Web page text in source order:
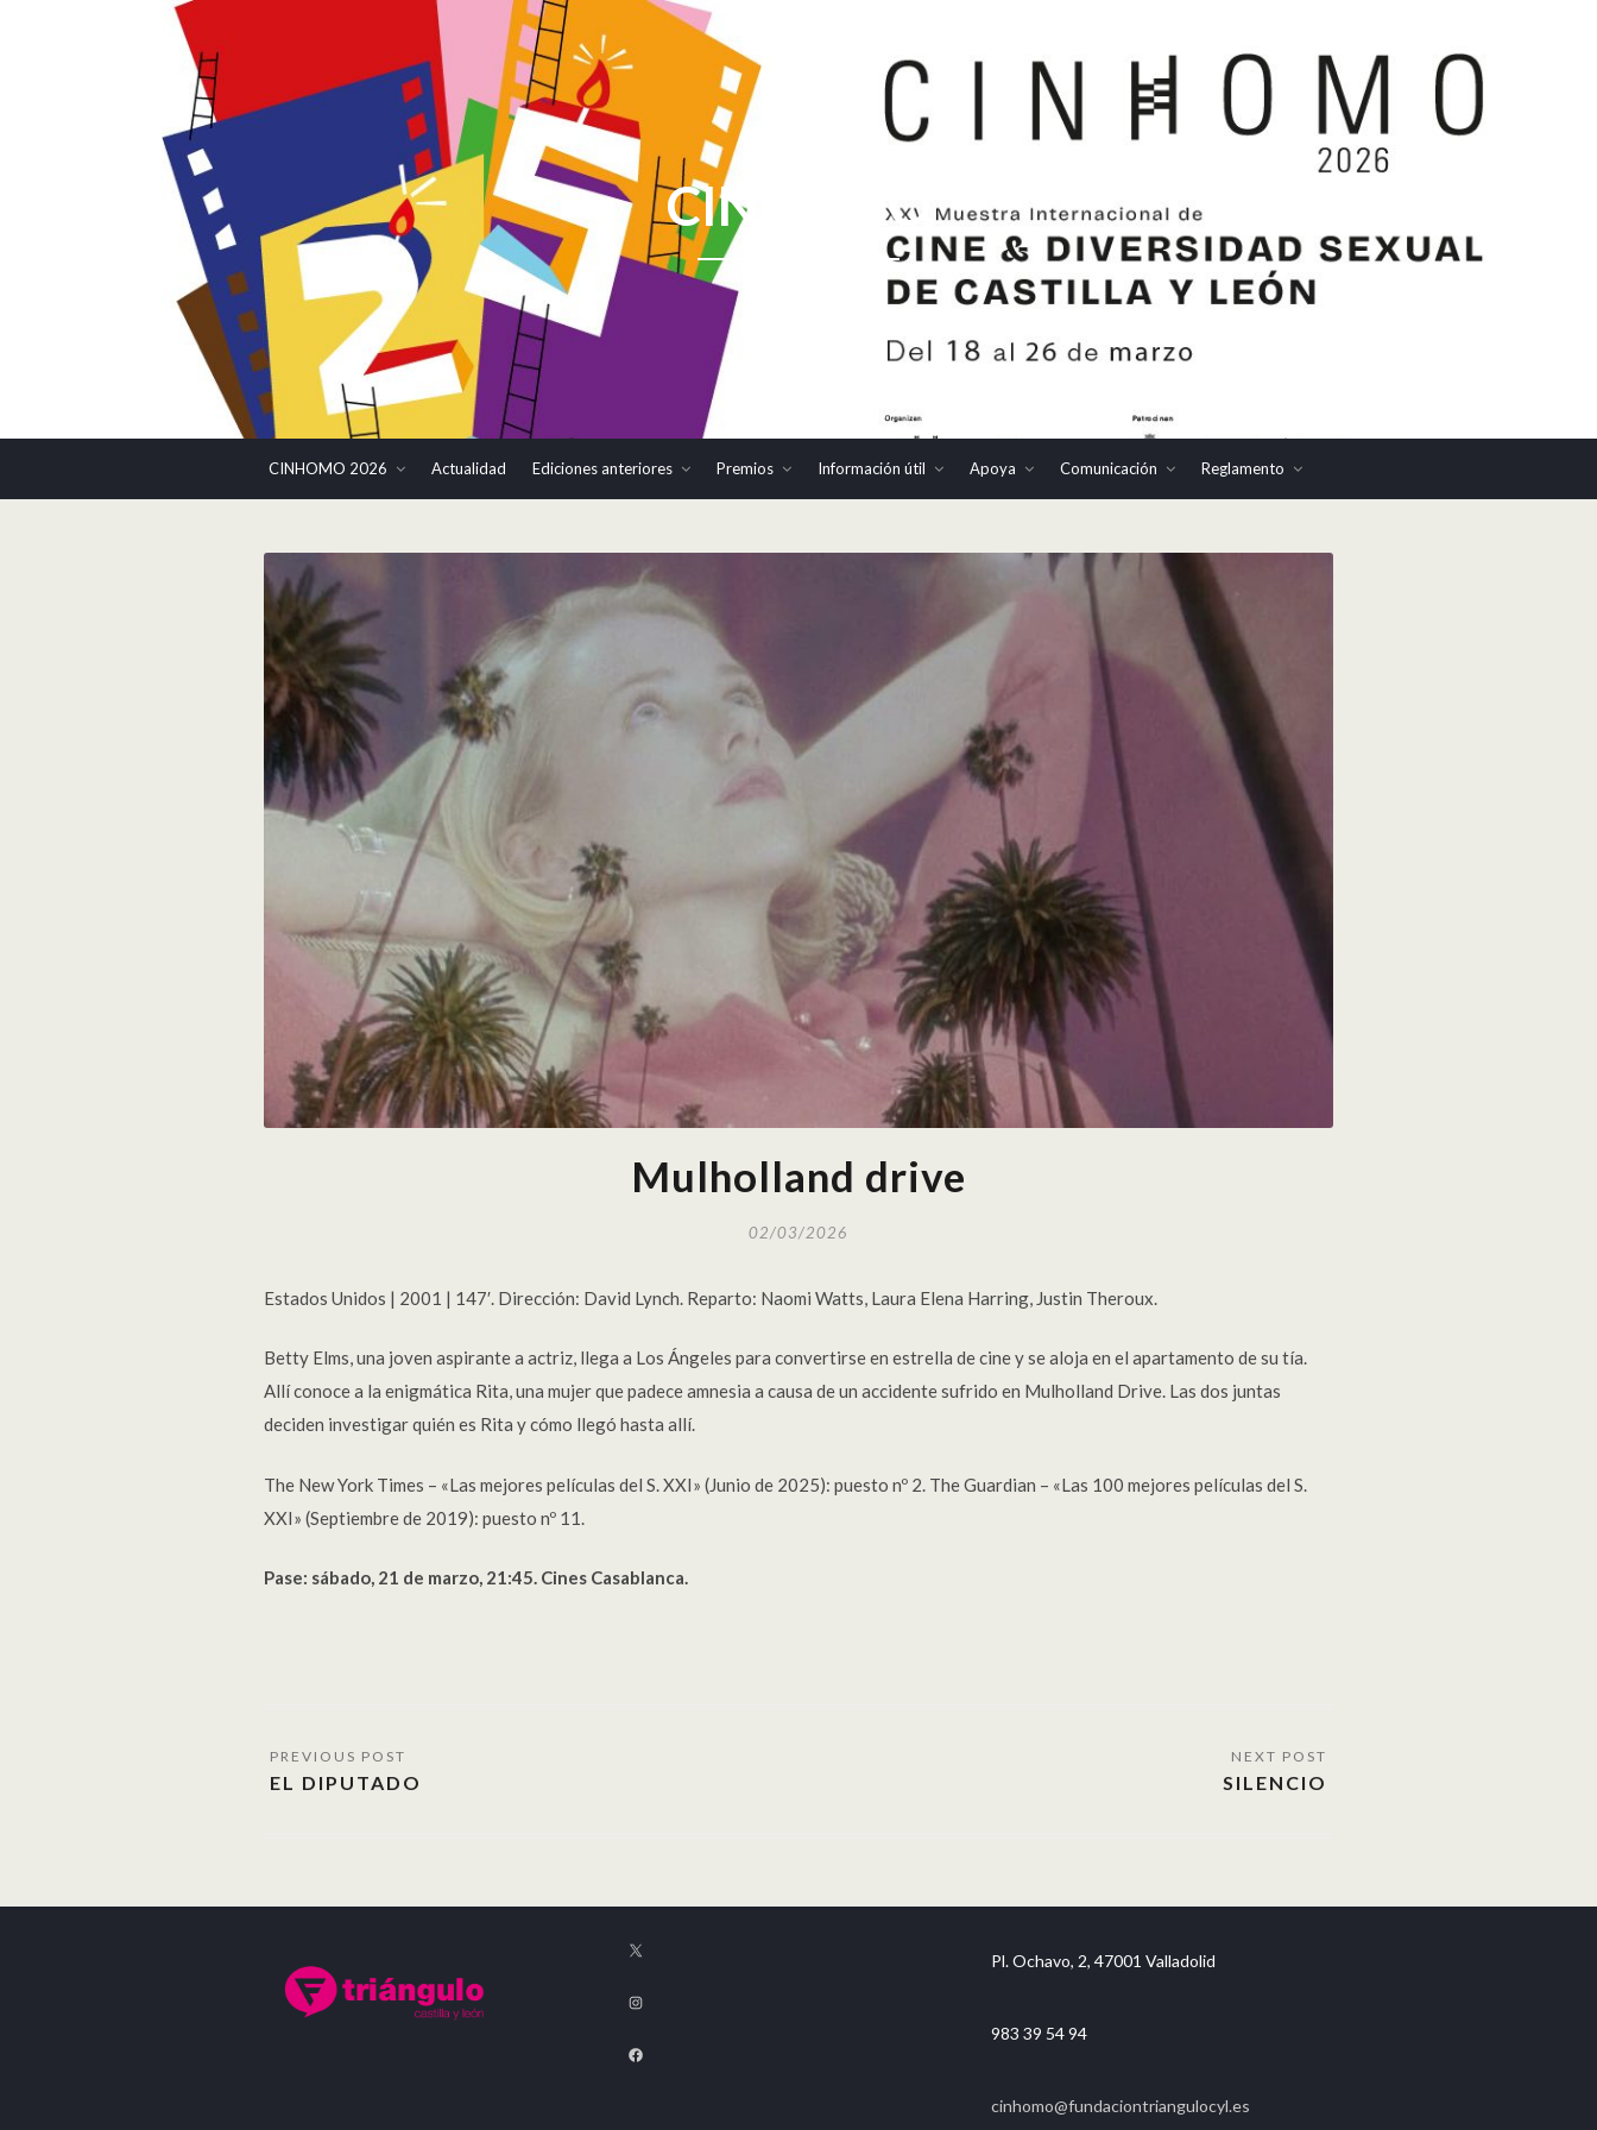
CINHOMO
CINHOMO 2026 Actualidad Ediciones anteriores Premios Información útil Apoya Comunicación Reglamento
Mulholland drive
02/03/2026
Estados Unidos | 2001 | 147′. Dirección: David Lynch. Reparto: Naomi Watts, Laura Elena Harring, Justin Theroux.
Betty Elms, una joven aspirante a actriz, llega a Los Ángeles para convertirse en estrella de cine y se aloja en el apartamento de su tía.
Allí conoce a la enigmática Rita, una mujer que padece amnesia a causa de un accidente sufrido en Mulholland Drive. Las dos juntas
deciden investigar quién es Rita y cómo llegó hasta allí.
The New York Times – «Las mejores películas del S. XXI» (Junio de 2025): puesto nº 2. The Guardian – «Las 100 mejores películas del S.
XXI» (Septiembre de 2019): puesto nº 11.
Pase: sábado, 21 de marzo, 21:45. Cines Casablanca.
EL DIPUTADO SILENCIO
Pl. Ochavo, 2, 47001 Valladolid
983 39 54 94
cinhomo@fundaciontriangulocyl.es